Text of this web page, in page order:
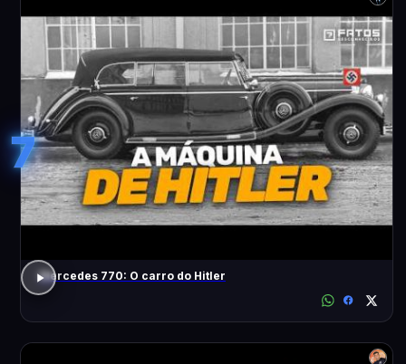
7
Mercedes 770: O carro do Hitler